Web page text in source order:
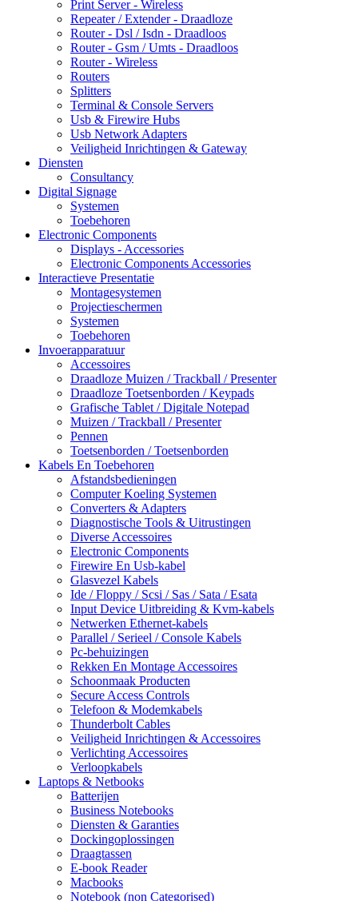
Print Server - Wireless
Repeater / Extender - Draadloze
Router - Dsl / Isdn - Draadloos
Router - Gsm / Umts - Draadloos
Router - Wireless
Routers
Splitters
Terminal & Console Servers
Usb & Firewire Hubs
Usb Network Adapters
Veiligheid Inrichtingen & Gateway
Diensten
Consultancy
Digital Signage
Systemen
Toebehoren
Electronic Components
Displays - Accessories
Electronic Components Accessories
Interactieve Presentatie
Montagesystemen
Projectieschermen
Systemen
Toebehoren
Invoerapparatuur
Accessoires
Draadloze Muizen / Trackball / Presenter
Draadloze Toetsenborden / Keypads
Grafische Tablet / Digitale Notepad
Muizen / Trackball / Presenter
Pennen
Toetsenborden / Toetsenborden
Kabels En Toebehoren
Afstandsbedieningen
Computer Koeling Systemen
Converters & Adapters
Diagnostische Tools & Uitrustingen
Diverse Accessoires
Electronic Components
Firewire En Usb-kabel
Glasvezel Kabels
Ide / Floppy / Scsi / Sas / Sata / Esata
Input Device Uitbreiding & Kvm-kabels
Netwerken Ethernet-kabels
Parallel / Serieel / Console Kabels
Pc-behuizingen
Rekken En Montage Accessoires
Schoonmaak Producten
Secure Access Controls
Telefoon & Modemkabels
Thunderbolt Cables
Veiligheid Inrichtingen & Accessoires
Verlichting Accessoires
Verloopkabels
Laptops & Netbooks
Batterijen
Business Notebooks
Diensten & Garanties
Dockingoplossingen
Draagtassen
E-book Reader
Macbooks
Notebook (non Categorised)